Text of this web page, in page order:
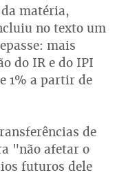
matéria,
no texto um
mais
do IR e do IPI
1% a partir de
de
"não afetar o
futuros dele